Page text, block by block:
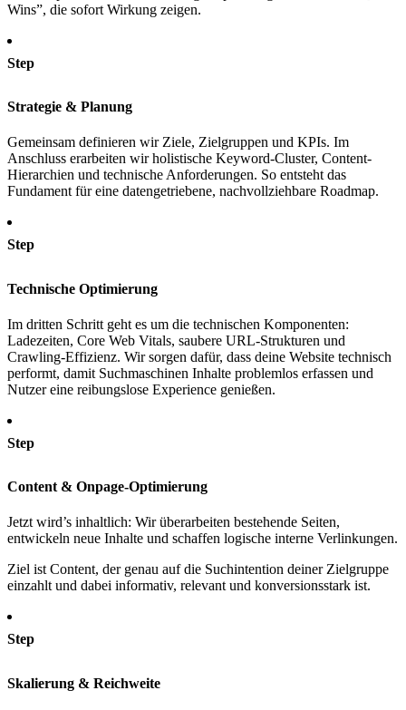
Wins”, die sofort Wirkung zeigen.
Step
Strategie & Planung
Gemeinsam definieren wir Ziele, Zielgruppen und KPIs. Im
Anschluss erarbeiten wir holistische Keyword-Cluster, Content-
Hierarchien und technische Anforderungen. So entsteht das
Fundament für eine datengetriebene, nachvollziehbare Roadmap.
Step
Technische Optimierung
Im dritten Schritt geht es um die technischen Komponenten:
Ladezeiten, Core Web Vitals, saubere URL-Strukturen und
Crawling-Effizienz. Wir sorgen dafür, dass deine Website technisch
performt, damit Suchmaschinen Inhalte problemlos erfassen und
Nutzer eine reibungslose Experience genießen.
Step
Content & Onpage-Optimierung
Jetzt wird’s inhaltlich: Wir überarbeiten bestehende Seiten,
entwickeln neue Inhalte und schaffen logische interne Verlinkungen.
Ziel ist Content, der genau auf die Suchintention deiner Zielgruppe
einzahlt und dabei informativ, relevant und konversionsstark ist.
Step
Skalierung & Reichweite